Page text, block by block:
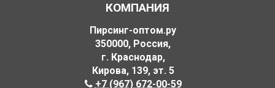
КОМПАНИЯ
Пирсинг-оптом.ру
350000, Россия,
г. Краснодар,
Кирова, 139, эт. 5
+7 (967) 672-00-59